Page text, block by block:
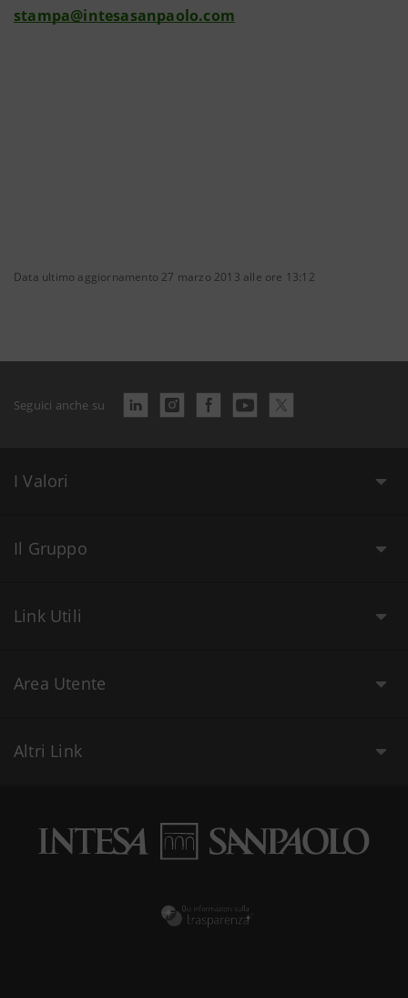
stampa@intesasanpaolo.com
Data ultimo aggiornamento 27 marzo 2013 alle ore 13:12
Seguici anche su
I Valori
Il Gruppo
Link Utili
Area Utente
Altri Link